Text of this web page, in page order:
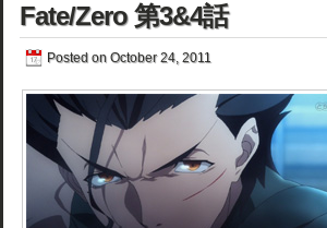
Fate/Zero 第3&4話
Posted on October 24, 2011